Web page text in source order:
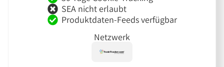
SEA nicht erlaubt
Produktdaten-Feeds verfügbar
Netzwerk